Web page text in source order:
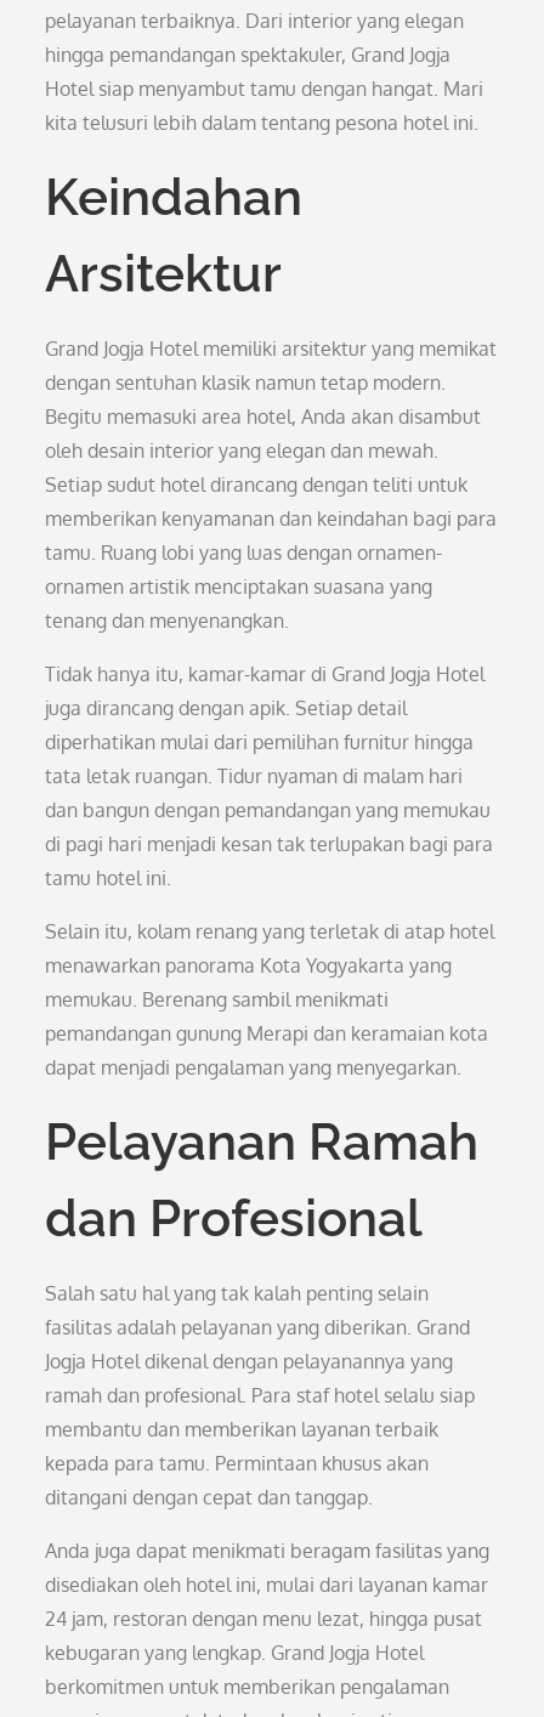
pelayanan terbaiknya. Dari interior yang elegan
hingga pemandangan spektakuler, Grand Jogja
Hotel siap menyambut tamu dengan hangat. Mari
kita telusuri lebih dalam tentang pesona hotel ini.
Keindahan
Arsitektur
Grand Jogja Hotel memiliki arsitektur yang memikat
dengan sentuhan klasik namun tetap modern.
Begitu memasuki area hotel, Anda akan disambut
oleh desain interior yang elegan dan mewah.
Setiap sudut hotel dirancang dengan teliti untuk
memberikan kenyamanan dan keindahan bagi para
tamu. Ruang lobi yang luas dengan ornamen-
ornamen artistik menciptakan suasana yang
tenang dan menyenangkan.
Tidak hanya itu, kamar-kamar di Grand Jogja Hotel
juga dirancang dengan apik. Setiap detail
diperhatikan mulai dari pemilihan furnitur hingga
tata letak ruangan. Tidur nyaman di malam hari
dan bangun dengan pemandangan yang memukau
di pagi hari menjadi kesan tak terlupakan bagi para
tamu hotel ini.
Selain itu, kolam renang yang terletak di atap hotel
menawarkan panorama Kota Yogyakarta yang
memukau. Berenang sambil menikmati
pemandangan gunung Merapi dan keramaian kota
dapat menjadi pengalaman yang menyegarkan.
Pelayanan Ramah
dan Profesional
Salah satu hal yang tak kalah penting selain
fasilitas adalah pelayanan yang diberikan. Grand
Jogja Hotel dikenal dengan pelayanannya yang
ramah dan profesional. Para staf hotel selalu siap
membantu dan memberikan layanan terbaik
kepada para tamu. Permintaan khusus akan
ditangani dengan cepat dan tanggap.
Anda juga dapat menikmati beragam fasilitas yang
disediakan oleh hotel ini, mulai dari layanan kamar
24 jam, restoran dengan menu lezat, hingga pusat
kebugaran yang lengkap. Grand Jogja Hotel
berkomitmen untuk memberikan pengalaman